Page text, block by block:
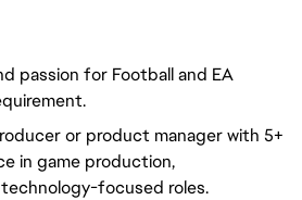
passion for Football and EA
or product manager with 5+
in game production,
focused roles.